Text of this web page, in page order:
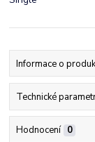
Informace o
Technické
Hodnocení 0